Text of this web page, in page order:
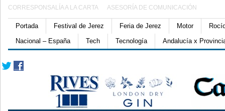
CORRESPONSALÍA A LA CARTA ASESORÍA DE COMUNICACIÓN
Portada Festival de Jerez Feria de Jerez Motor
Nacional – España
Tech Tecnología Andalucía x